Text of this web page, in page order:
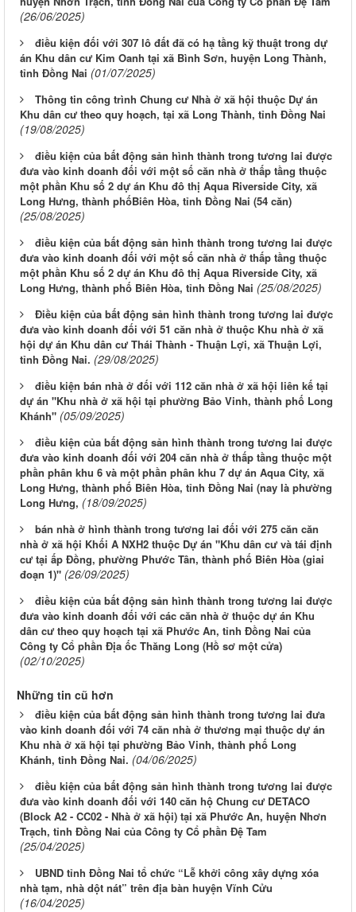
(26/06/2025)
điều kiện đối với 307 lô đất đã có hạ tầng kỹ thuật trong dự
án Khu dân cư Kim Oanh tại xã Bình Sơn, huyện Long Thành,
tỉnh Đồng Nai (01/07/2025)
Thông tin công trình Chung cư Nhà ở xã hội thuộc Dự án
Khu dân cư theo quy hoạch, tại xã Long Thành, tỉnh Đồng Nai
(19/08/2025)
điều kiện của bất động sản hình thành trong tương lai được
đưa vào kinh doanh đối với một số căn nhà ở thấp tầng thuộc
một phần Khu số 2 dự án Khu đô thị Aqua Riverside City, xã
Long Hưng, thành phốBiên Hòa, tỉnh Đồng Nai (54 căn)
(25/08/2025)
điều kiện của bất động sản hình thành trong tương lai được
đưa vào kinh doanh đối với một số căn nhà ở thấp tầng thuộc
một phần Khu số 2 dự án Khu đô thị Aqua Riverside City, xã
Long Hưng, thành phố Biên Hòa, tỉnh Đồng Nai (25/08/2025)
Điều kiện của bất động sản hình thành trong tương lai được
đưa vào kinh doanh đối với 51 căn nhà ở thuộc Khu nhà ở xã
hội dự án Khu dân cư Thái Thành - Thuận Lợi, xã Thuận Lợi,
tỉnh Đồng Nai. (29/08/2025)
điều kiện bán nhà ở đối với 112 căn nhà ở xã hội liên kế tại
dự án "Khu nhà ở xã hội tại phường Bảo Vinh, thành phố Long
Khánh" (05/09/2025)
điều kiện của bất động sản hình thành trong tương lai được
đưa vào kinh doanh đối với 204 căn nhà ở thấp tầng thuộc một
phần phân khu 6 và một phần phân khu 7 dự án Aqua City, xã
Long Hưng, thành phố Biên Hòa, tỉnh Đồng Nai (nay là phường
Long Hưng, (18/09/2025)
bán nhà ở hình thành trong tương lai đối với 275 căn căn
nhà ở xã hội Khối A NXH2 thuộc Dự án "Khu dân cư và tái định
cư tại ấp Đồng, phường Phước Tân, thành phố Biên Hòa (giai
đoạn 1)" (26/09/2025)
điều kiện của bất động sản hình thành trong tương lai được
đưa vào kinh doanh đối với các căn nhà ở thuộc dự án Khu
dân cư theo quy hoạch tại xã Phước An, tỉnh Đồng Nai của
Công ty Cổ phần Địa ốc Thăng Long (Hồ sơ một cửa)
(02/10/2025)
Những tin cũ hơn
điều kiện của bất động sản hình thành trong tương lai đưa
vào kinh doanh đối với 74 căn nhà ở thương mại thuộc dự án
Khu nhà ở xã hội tại phường Bảo Vinh, thành phố Long
Khánh, tỉnh Đồng Nai. (04/06/2025)
điều kiện của bất động sản hình thành trong tương lai được
đưa vào kinh doanh đối với 140 căn hộ Chung cư DETACO
(Block A2 - CC02 - Nhà ở xã hội) tại xã Phước An, huyện Nhơn
Trạch, tỉnh Đồng Nai của Công ty Cổ phần Đệ Tam
(25/04/2025)
UBND tỉnh Đồng Nai tổ chức “Lễ khởi công xây dựng xóa
nhà tạm, nhà dột nát” trên địa bàn huyện Vĩnh Cửu
(16/04/2025)